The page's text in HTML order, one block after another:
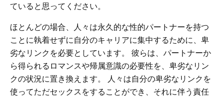
ていると思ってください。
ほとんどの場合、人々は永久的な性的パートナーを持つ
ことに執着せずに自分のキャリアに集中するために、卑
劣なリンクを必要としています。 彼らは、パートナーか
ら得られるロマンスや帰属意識の必要性を、卑劣なリン
クの状況に置き換えます。 人々は自分の卑劣なリンクを
使ってただセックスをすることができ、それに伴う責任